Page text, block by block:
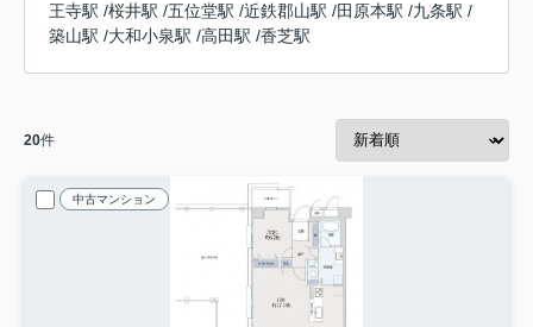
王寺駅 /桜井駅 /五位堂駅 /近鉄郡山駅 /田原本駅 /九条駅 /
築山駅 /大和小泉駅 /高田駅 /香芝駅
20件
中古マンション